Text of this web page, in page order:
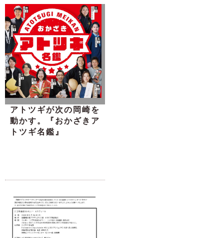
アトツギが次の岡崎を
動かす。『おかざきア
トツギ名鑑』